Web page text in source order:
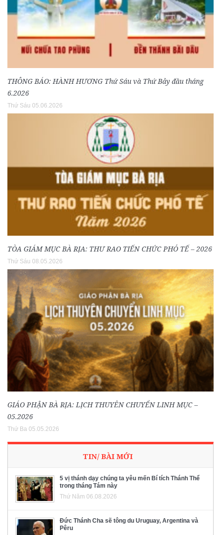
THÔNG BÁO: HÀNH HƯƠNG Thứ Sáu và Thứ Bảy đầu tháng
6.2026
Thứ Sáu 05.06.2026
TÒA GIÁM MỤC BÀ RỊA: THƯ RAO TIẾN CHỨC PHÓ TẾ – 2026
Thứ Sáu 08.05.2026
GIÁO PHẬN BÀ RỊA: LỊCH THUYÊN CHUYỂN LINH MỤC –
05.2026
Thứ Ba 05.05.2026
TIN/ BÀI MỚI
5 vị thánh dạy chúng ta yêu mến Bí tích Thánh Thể
trong tháng Tám này
Thứ Năm 06.08.2026
Đức Thánh Cha sẽ tông du Uruguay, Argentina và
Pêru